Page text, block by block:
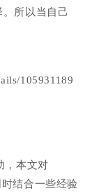
所以当自己
105931189
，本文对
结合一些经验